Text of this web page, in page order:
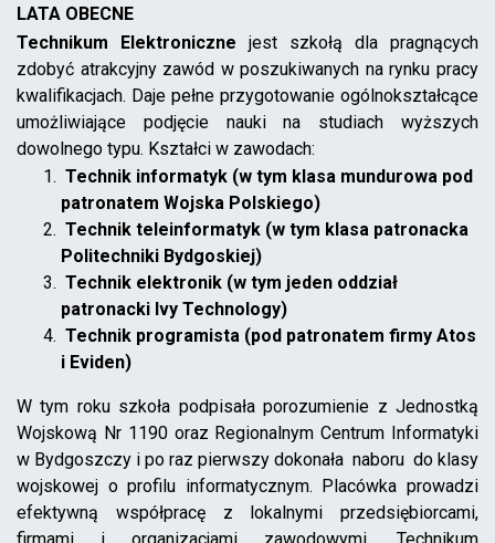
LATA OBECNE
Technikum Elektroniczne jest szkołą dla pragnących
zdobyć atrakcyjny zawód w poszukiwanych na rynku pracy
kwalifikacjach. Daje pełne przygotowanie ogólnokształcące
umożliwiające podjęcie nauki na studiach wyższych
dowolnego typu. Kształci w zawodach:
Technik informatyk (w tym klasa mundurowa pod
patronatem Wojska Polskiego)
Technik teleinformatyk (w tym klasa patronacka
Politechniki Bydgoskiej)
Technik elektronik (w tym jeden oddział
patronacki Ivy Technology)
Technik programista (pod patronatem firmy Atos
i Eviden)
W tym roku szkoła podpisała porozumienie z Jednostką
Wojskową Nr 1190 oraz Regionalnym Centrum Informatyki
w Bydgoszczy i po raz pierwszy dokonała naboru do klasy
wojskowej o profilu informatycznym. Placówka prowadzi
efektywną współpracę z lokalnymi przedsiębiorcami,